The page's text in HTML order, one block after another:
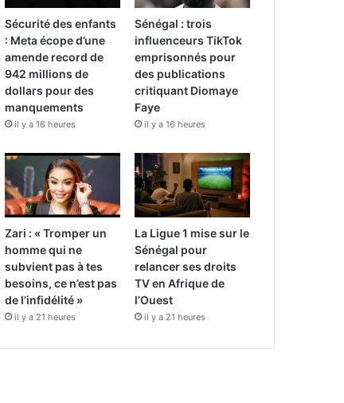
Sécurité des enfants
: Meta écope d’une
amende record de
942 millions de
dollars pour des
manquements
il y a 16 heures
Sénégal : trois
influenceurs TikTok
emprisonnés pour
des publications
critiquant Diomaye
Faye
il y a 16 heures
Zari : « Tromper un
homme qui ne
subvient pas à tes
besoins, ce n’est pas
de l’infidélité »
il y a 21 heures
La Ligue 1 mise sur le
Sénégal pour
relancer ses droits
TV en Afrique de
l’Ouest
il y a 21 heures